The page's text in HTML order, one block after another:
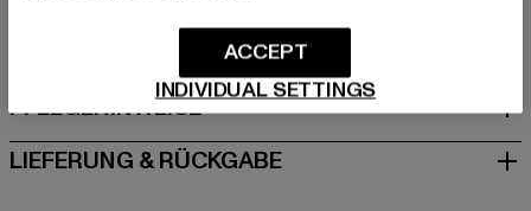
GRÖSSE & PASSFORM
PFLEGEHINWEISE
LIEFERUNG & RÜCKGABE
INDIVIDUAL SETTINGS
ACCEPT